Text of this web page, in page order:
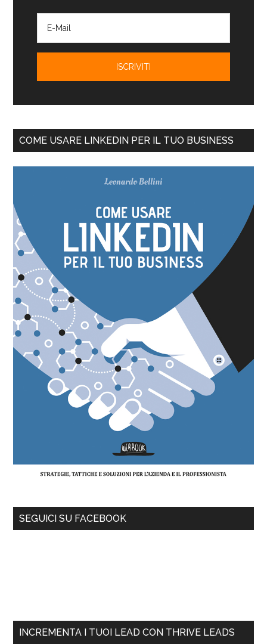
COME USARE LINKEDIN PER IL TUO BUSINESS
SEGUICI SU FACEBOOK
INCREMENTA I TUOI LEAD CON THRIVE LEADS